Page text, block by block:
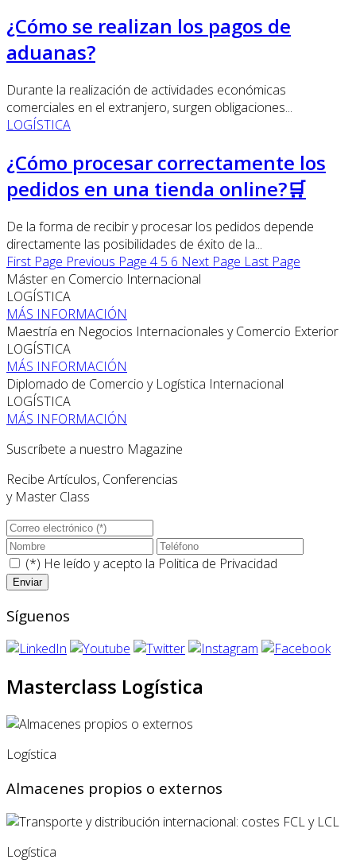
¿Cómo se realizan los pagos de
aduanas?
Durante la realización de actividades económicas
comerciales en el extranjero, surgen obligaciones...
LOGÍSTICA
¿Cómo procesar correctamente los
pedidos en una tienda online?🛒
De la forma de recibir y procesar los pedidos depende
directamente las posibilidades de éxito de la...
First Page Previous Page 4 5 6 Next Page Last Page
Máster en Comercio Internacional
LOGÍSTICA
MÁS INFORMACIÓN
Maestría en Negocios Internacionales y Comercio Exterior
LOGÍSTICA
MÁS INFORMACIÓN
Diplomado de Comercio y Logística Internacional
LOGÍSTICA
MÁS INFORMACIÓN
Suscríbete a nuestro Magazine
Recibe Artículos, Conferencias
y Master Class
(*) He leído y acepto la Politica de Privacidad
Síguenos
Masterclass Logística
Logística
Almacenes propios o externos
Logística